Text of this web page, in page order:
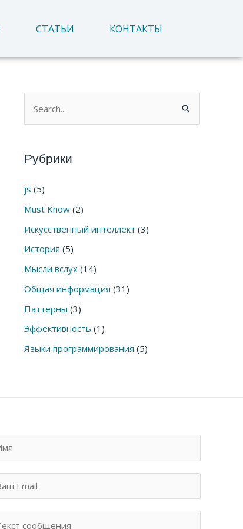
СТАТЬИ КОНТАКТЫ
сРубрики
js (5)
Must Know (2)
Искусственный интеллект (3)
История (5)
Мысли вслух (14)
Общая информация (31)
Паттерны (3)
Эффективность (1)
Языки программирования (5)